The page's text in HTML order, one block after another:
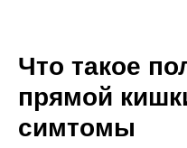
Что такое
прямой
симтомы